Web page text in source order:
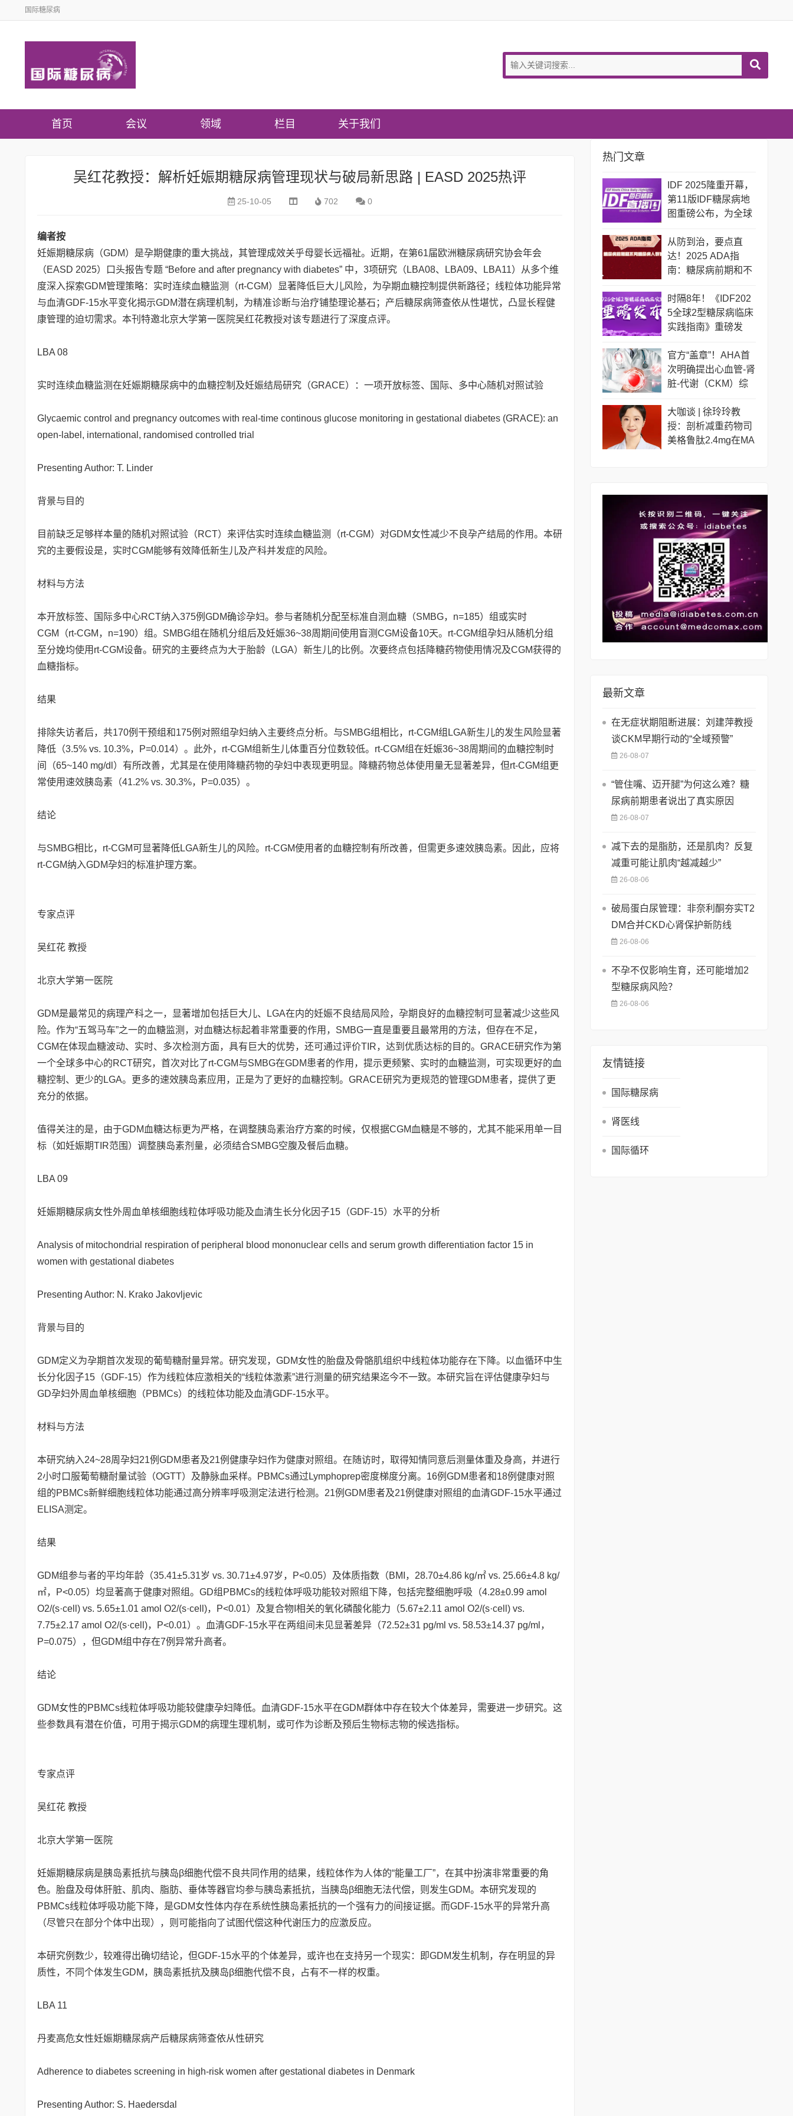
国际糖尿病
首页 会议 领域 栏目 关于我们
吴红花教授：解析妊娠期糖尿病管理现状与破局新思路 | EASD 2025热评
25-10-05 702 0
编者按
妊娠期糖尿病（GDM）是孕期健康的重大挑战，其管理成效关乎母婴长远福祉。近期，在第61届欧洲糖尿病研究协会年会
（EASD 2025）口头报告专题 “Before and after pregnancy with diabetes” 中，3项研究（LBA08、LBA09、LBA11）从多个维
度深入探索GDM管理策略：实时连续血糖监测（rt-CGM）显著降低巨大儿风险，为孕期血糖控制提供新路径；线粒体功能异常
与血清GDF-15水平变化揭示GDM潜在病理机制，为精准诊断与治疗铺垫理论基石；产后糖尿病筛查依从性堪忧，凸显长程健
康管理的迫切需求。本刊特邀北京大学第一医院吴红花教授对该专题进行了深度点评。
LBA 08
实时连续血糖监测在妊娠期糖尿病中的血糖控制及妊娠结局研究（GRACE）：一项开放标签、国际、多中心随机对照试验
Glycaemic control and pregnancy outcomes with real-time continous glucose monitoring in gestational diabetes (GRACE): an
open-label, international, randomised controlled trial
Presenting Author: T. Linder
背景与目的
目前缺乏足够样本量的随机对照试验（RCT）来评估实时连续血糖监测（rt-CGM）对GDM女性减少不良孕产结局的作用。本研
究的主要假设是，实时CGM能够有效降低新生儿及产科并发症的风险。
材料与方法
本开放标签、国际多中心RCT纳入375例GDM确诊孕妇。参与者随机分配至标准自测血糖（SMBG，n=185）组或实时
CGM（rt-CGM，n=190）组。SMBG组在随机分组后及妊娠36~38周期间使用盲测CGM设备10天。rt-CGM组孕妇从随机分组
至分娩均使用rt-CGM设备。研究的主要终点为大于胎龄（LGA）新生儿的比例。次要终点包括降糖药物使用情况及CGM获得的
血糖指标。
结果
排除失访者后，共170例干预组和175例对照组孕妇纳入主要终点分析。与SMBG组相比，rt-CGM组LGA新生儿的发生风险显著
降低（3.5% vs. 10.3%，P=0.014）。此外，rt-CGM组新生儿体重百分位数较低。rt-CGM组在妊娠36~38周期间的血糖控制时
间（65~140 mg/dl）有所改善，尤其是在使用降糖药物的孕妇中表现更明显。降糖药物总体使用量无显著差异，但rt-CGM组更
常使用速效胰岛素（41.2% vs. 30.3%，P=0.035）。
结论
与SMBG相比，rt-CGM可显著降低LGA新生儿的风险。rt-CGM使用者的血糖控制有所改善，但需更多速效胰岛素。因此，应将
rt-CGM纳入GDM孕妇的标准护理方案。
专家点评
吴红花 教授
北京大学第一医院
GDM是最常见的病理产科之一，显著增加包括巨大儿、LGA在内的妊娠不良结局风险，孕期良好的血糖控制可显著减少这些风
险。作为“五驾马车”之一的血糖监测，对血糖达标起着非常重要的作用，SMBG一直是重要且最常用的方法，但存在不足，
CGM在体现血糖波动、实时、多次检测方面，具有巨大的优势，还可通过评价TIR，达到优质达标的目的。GRACE研究作为第
一个全球多中心的RCT研究，首次对比了rt-CGM与SMBG在GDM患者的作用，提示更频繁、实时的血糖监测，可实现更好的血
糖控制、更少的LGA。更多的速效胰岛素应用，正是为了更好的血糖控制。GRACE研究为更规范的管理GDM患者，提供了更
充分的依据。
值得关注的是，由于GDM血糖达标更为严格，在调整胰岛素治疗方案的时候，仅根据CGM血糖是不够的，尤其不能采用单一目
标（如妊娠期TIR范围）调整胰岛素剂量，必须结合SMBG空腹及餐后血糖。
LBA 09
妊娠期糖尿病女性外周血单核细胞线粒体呼吸功能及血清生长分化因子15（GDF-15）水平的分析
Analysis of mitochondrial respiration of peripheral blood mononuclear cells and serum growth differentiation factor 15 in
women with gestational diabetes
Presenting Author: N. Krako Jakovljevic
背景与目的
GDM定义为孕期首次发现的葡萄糖耐量异常。研究发现，GDM女性的胎盘及骨骼肌组织中线粒体功能存在下降。以血循环中生
长分化因子15（GDF-15）作为线粒体应激相关的“线粒体激素”进行测量的研究结果迄今不一致。本研究旨在评估健康孕妇与
GD孕妇外周血单核细胞（PBMCs）的线粒体功能及血清GDF-15水平。
材料与方法
本研究纳入24~28周孕妇21例GDM患者及21例健康孕妇作为健康对照组。在随访时，取得知情同意后测量体重及身高，并进行
2小时口服葡萄糖耐量试验（OGTT）及静脉血采样。PBMCs通过Lymphoprep密度梯度分离。16例GDM患者和18例健康对照
组的PBMCs新鲜细胞线粒体功能通过高分辨率呼吸测定法进行检测。21例GDM患者及21例健康对照组的血清GDF-15水平通过
ELISA测定。
结果
GDM组参与者的平均年龄（35.41±5.31岁 vs. 30.71±4.97岁，P<0.05）及体质指数（BMI，28.70±4.86 kg/㎡ vs. 25.66±4.8 kg/
㎡，P<0.05）均显著高于健康对照组。GD组PBMCs的线粒体呼吸功能较对照组下降，包括完整细胞呼吸（4.28±0.99 amol
O2/(s·cell) vs. 5.65±1.01 amol O2/(s·cell)，P<0.01）及复合物I相关的氧化磷酸化能力（5.67±2.11 amol O2/(s·cell) vs.
7.75±2.17 amol O2/(s·cell)，P<0.01）。血清GDF-15水平在两组间未见显著差异（72.52±31 pg/ml vs. 58.53±14.37 pg/ml，
P=0.075），但GDM组中存在7例异常升高者。
结论
GDM女性的PBMCs线粒体呼吸功能较健康孕妇降低。血清GDF-15水平在GDM群体中存在较大个体差异，需要进一步研究。这
些参数具有潜在价值，可用于揭示GDM的病理生理机制，或可作为诊断及预后生物标志物的候选指标。
专家点评
吴红花 教授
北京大学第一医院
妊娠期糖尿病是胰岛素抵抗与胰岛β细胞代偿不良共同作用的结果，线粒体作为人体的“能量工厂”，在其中扮演非常重要的角
色。胎盘及母体肝脏、肌肉、脂肪、垂体等器官均参与胰岛素抵抗，当胰岛β细胞无法代偿，则发生GDM。本研究发现的
PBMCs线粒体呼吸功能下降，是GDM女性体内存在系统性胰岛素抵抗的一个强有力的间接证据。而GDF-15水平的异常升高
（尽管只在部分个体中出现），则可能指向了试图代偿这种代谢压力的应激反应。
本研究例数少，较难得出确切结论，但GDF-15水平的个体差异，或许也在支持另一个现实：即GDM发生机制，存在明显的异
质性，不同个体发生GDM，胰岛素抵抗及胰岛β细胞代偿不良，占有不一样的权重。
LBA 11
丹麦高危女性妊娠期糖尿病产后糖尿病筛查依从性研究
Adherence to diabetes screening in high-risk women after gestational diabetes in Denmark
Presenting Author: S. Haedersdal
热门文章
IDF 2025隆重开幕，
第11版IDF糖尿病地
图重磅公布，为全球
钟！
从防到治，要点直
达！2025 ADA指
南：糖尿病前期和不
理？
时隔8年！《IDF202
5全球2型糖尿病临床
实践指南》重磅发
官方“盖章”！AHA首
次明确提出心血管-肾
脏-代谢（CKM）综
大咖谈 | 徐玲玲教
授：剖析减重药物司
美格鲁肽2.4mg在MA
最新文章
在无症状期阻断进展：刘建萍教授
谈CKM早期行动的“全域预警”
26-08-07
“管住嘴、迈开腿”为何这么难？糖
尿病前期患者说出了真实原因
26-08-07
减下去的是脂肪，还是肌肉？反复
减重可能让肌肉“越减越少”
26-08-06
破局蛋白尿管理：非奈利酮夯实T2
DM合并CKD心肾保护新防线
26-08-06
不孕不仅影响生育，还可能增加2
型糖尿病风险？
26-08-06
友情链接
国际糖尿病
肾医线
国际循环